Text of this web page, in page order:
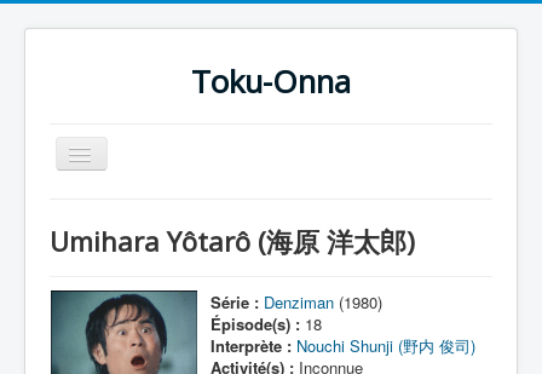
Toku-Onna
Basculer
la
Toku-Actrices
Toku-Critiques
Séries
Umihara Yôtarô (海原 洋太郎)
Série : Denziman (1980)
Épisode(s) : 18
Interprète : Nouchi Shunji (野内 俊司)
Activité(s) : Inconnue